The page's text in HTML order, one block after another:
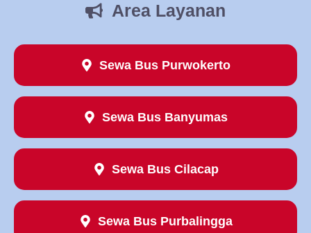
Area Layanan
Sewa Bus Purwokerto
Sewa Bus Banyumas
Sewa Bus Cilacap
Sewa Bus Purbalingga